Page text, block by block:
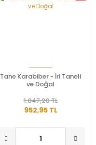
Tane Karabiber - İri Taneli
ve Doğal
952,95 TL
1.047,20 TL